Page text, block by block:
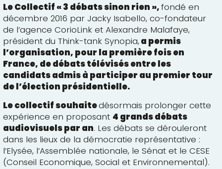
Le Collectif « 3 débats sinon rien »,fondé en
décembre 2016 par Jacky Isabello, co-fondateur
de l’agence CorioLink et Alexandre Malafaye,
président du Think-tank Synopia,a permis
l’organisation, pour la première fois en
France, de débats télévisés entre les
candidats admis à participer au premier tour
de l’élection présidentielle.
Le collectif souhaitedésormais prolonger cette
expérience en proposant 4 grands débats
audiovisuels par an. Les débats se dérouleront
dans les lieux de la démocratie représentative :
l’Elysée, l’Assemblée nationale, le Sénat et le CESE
(Conseil Economique, Social et Environnemental).